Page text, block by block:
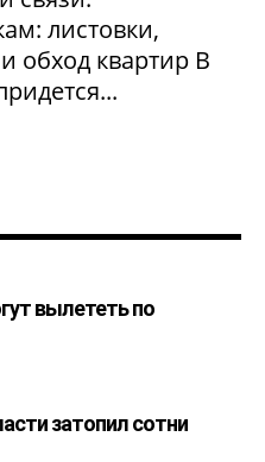
листовки,
обход квартир В
вылететь по
затопил сотни